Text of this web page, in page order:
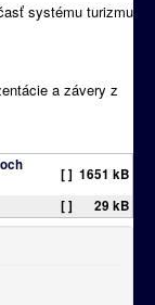
systému turizmu
a závery z
[ ] 1651 kB
[ ] 29 kB